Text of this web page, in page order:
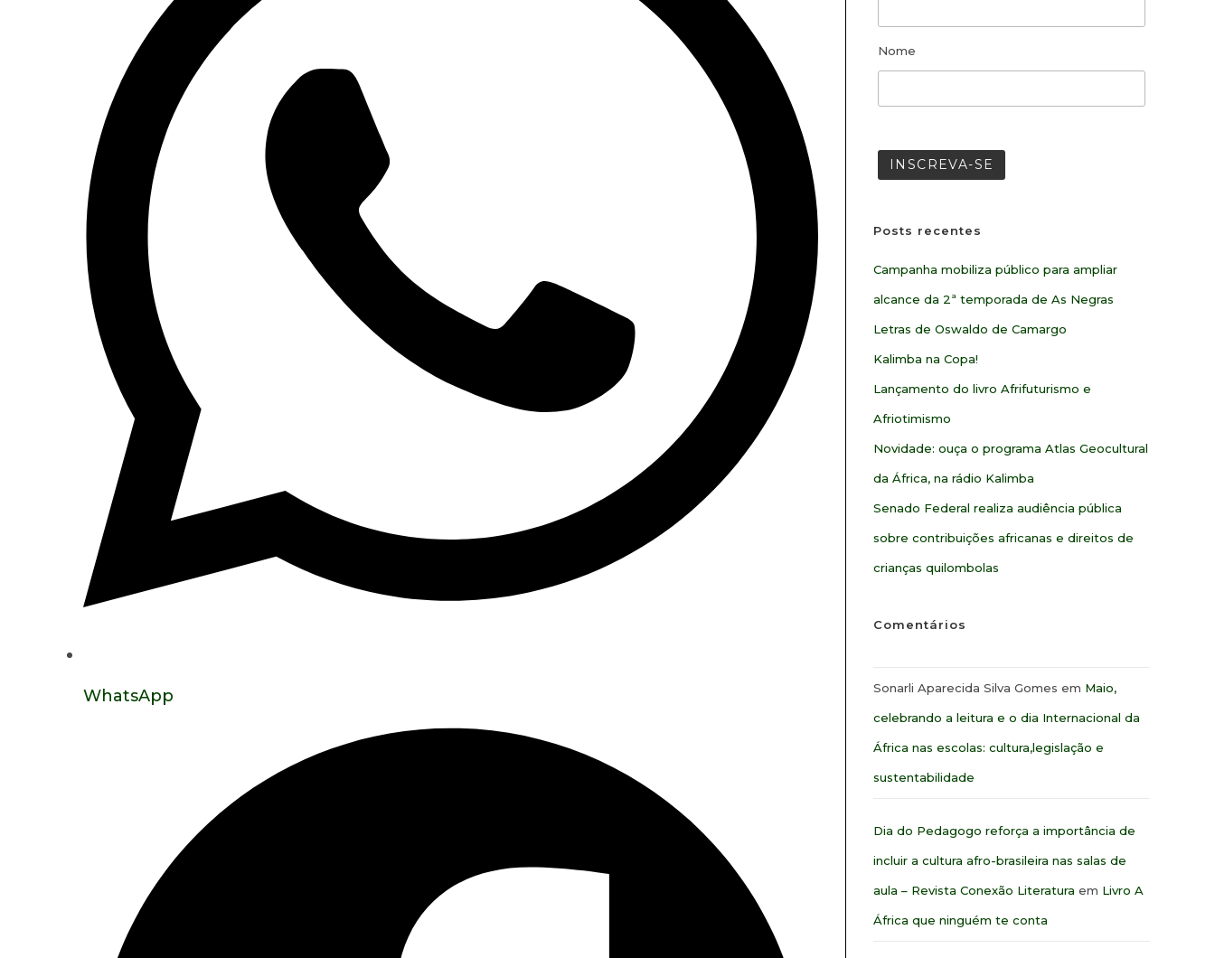
WhatsApp
Nome
Posts recentes
Campanha mobiliza público para ampliar
alcance da 2ª temporada de As Negras
Letras de Oswaldo de Camargo
Kalimba na Copa!
Lançamento do livro Afrifuturismo e
Afriotimismo
Novidade: ouça o programa Atlas Geocultural
da África, na rádio Kalimba
Senado Federal realiza audiência pública
sobre contribuições africanas e direitos de
crianças quilombolas
Comentários
Sonarli Aparecida Silva Gomes em Maio,
celebrando a leitura e o dia Internacional da
África nas escolas: cultura,legislação e
sustentabilidade
Dia do Pedagogo reforça a importância de
incluir a cultura afro-brasileira nas salas de
aula – Revista Conexão Literatura em Livro A
África que ninguém te conta